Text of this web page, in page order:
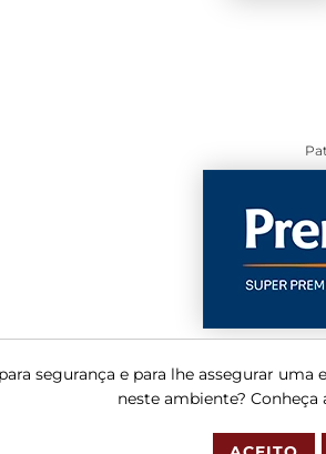
segurança e para lhe assegurar
neste ambiente?